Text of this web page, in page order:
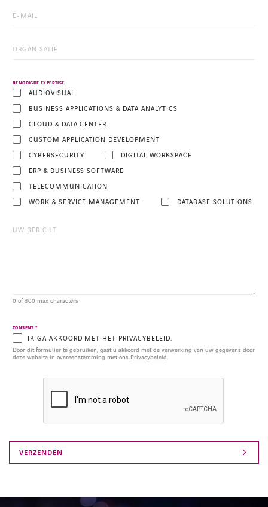
FACEBOOK
LINKEDIN
BENODIGDE EXPERTISE
AUDIOVISUAL
BUSINESS APPLICATIONS & DATA ANALYTICS
CLOUD & DATA CENTER
CUSTOM APPLICATION DEVELOPMENT
CYBERSECURITY
DIGITAL WORKSPACE
ERP & BUSINESS SOFTWARE
TELECOMMUNICATION
WORK & SERVICE MANAGEMENT
DATABASE SOLUTIONS
0 of 300 max characters
CONSENT *
IK GA AKKOORD MET HET PRIVACYBELEID.
Door dit formulier te gebruiken, gaat u akkoord met de verwerking van uw gegevens door
deze website in overeenstemming met ons Privacybeleid.